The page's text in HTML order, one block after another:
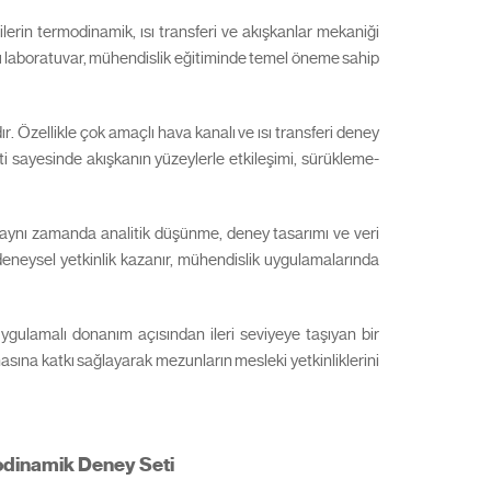
termodinamik, ısı transferi ve akışkanlar mekaniği
mühendislik eğitiminde temel öneme sahip
çok amaçlı hava kanalı ve ısı transferi deney
sayesinde akışkanın yüzeylerle etkileşimi, sürükleme-
zamanda analitik düşünme, deney tasarımı ve veri
yetkinlik kazanır, mühendislik uygulamalarında
donanım açısından ileri seviyeye taşıyan bir
katkı sağlayarak mezunların mesleki yetkinliklerini
Deney Seti